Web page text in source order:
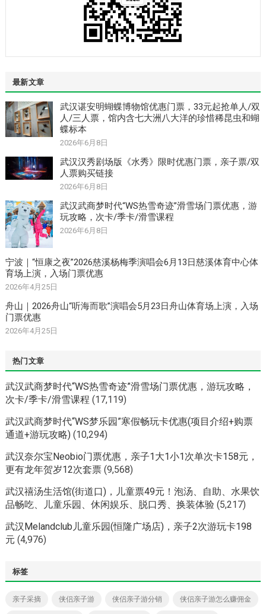
最新文章
武汉谌安明蝴蝶博物馆优惠门票，33元起抢单人/双
人/三人票，馆内含七大洲八大洋的珍惜稀昆虫和蝴
蝶标本
2026年6月8日
武汉汉秀剧场版《水秀》限时优惠门票，亲子票/双
人票购买链接
2026年6月8日
武汉武商梦时代“WS热雪奇迹”滑雪场门票优惠，游
玩攻略，次卡/季卡/滑雪课程
2026年6月8日
宁波｜“恒康之夜”2026慈溪杨梅季演唱会6月13日慈溪体育中心体
育场上演，入场门票优惠
2026年4月25日
舟山｜2026舟山“听海而歌”演唱会5月23日舟山体育场上演，入场
门票优惠
2026年4月25日
热门文章
武汉武商梦时代“WS热雪奇迹”滑雪场门票优惠，游玩攻略，
次卡/季卡/滑雪课程 (17,119)
武汉武商梦时代“WS梦乐园”寒假畅玩卡优惠(项目介绍+购票
通道+游玩攻略) (10,294)
武汉奈尔宝Neobio门票优惠，亲子1大1小1次单次卡158元，
更有龙年贺岁12次套票 (9,568)
武汉禧汤生活馆(街道口)，儿童票49元！泡汤、自助、水果饮
品畅吃、儿童乐园、休闲娱乐、脱口秀、换装体验 (5,217)
武汉Melandclub儿童乐园(恒隆广场店)，亲子2次游玩卡198
元 (4,976)
标签
亲子采摘 侠侣亲子游 侠侣亲子游分销 侠侣亲子游怎么赚佣金